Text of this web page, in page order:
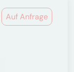
Auf Anfrage